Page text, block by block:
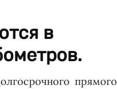
в
прямого